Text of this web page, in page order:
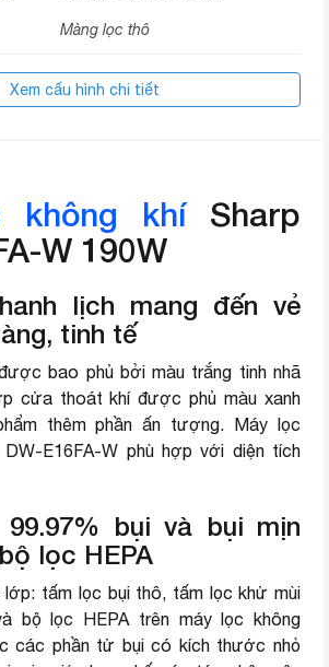
Màng lọc thô
Nút nhấn
2016
Chế độ hút ẩmChế độ hong khô
quần áo
4 mức độ: Auto – Thấp – Trung
bình – Cao
Cảm biến độ ẩmCảm biến mùi
Hút ẩm hiệu quả
Hẹn giờ
Đèn báo hoạt động
Xem cấu hình chi tiết
không khíSharp
W 190W
lịch mang đến vẻ
tinh tế
bao phủ bởi màu trắng tinh nhã
cửa thoát khí được phủ màu xanh
thêm phần ấn tượng. Máy lọc
DW-E16FA-W phù hợp với diện tích
% bụi và bụi mịn
lọc HEPA
tấm lọc bụi thô, tấm lọc khử mùi
bộ lọc HEPA trên máy lọc không
các phần tử bụi có kích thước nhỏ